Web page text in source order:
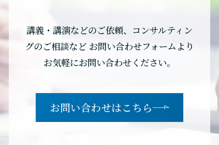
講義・講演などのご依頼、コンサルティン
グのご相談など お問い合わせフォームより
お気軽にお問い合わせください。
お問い合わせはこちら